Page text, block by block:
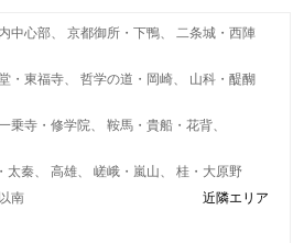
中心部 京都御所・下鴨
二条城・西陣
・東福寺 哲学の道・岡崎
山科・醍醐
乗寺・修学院
鞍馬・貴船・花背
太秦 高雄 嵯峨・嵐山
桂・大原野
南
近隣エリア